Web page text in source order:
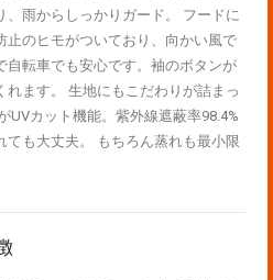
、雨からしっかりガード。 フードに
止のヒモがついており、向かい風で
自転車でも安心です。袖のボタンが
ます。 生地にもこだわりが詰まっ
UVカット機能。紫外線遮蔽率98.4%
ても大丈夫。 もちろん蒸れも最小限